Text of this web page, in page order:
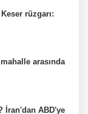
rüzgarı:
arasında
İran'dan ABD'ye